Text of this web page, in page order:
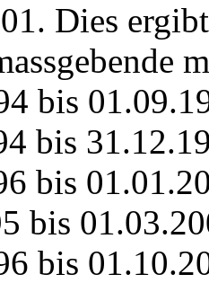
Dies
bis
bis
bis
bis
bis